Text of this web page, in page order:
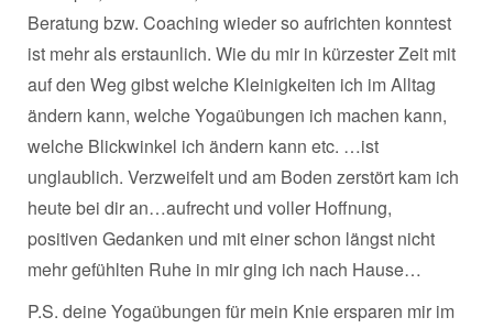
Beratung bzw. Coaching wieder so aufrichten konntest
ist mehr als erstaunlich. Wie du mir in kürzester Zeit mit
auf den Weg gibst welche Kleinigkeiten ich im Alltag
ändern kann, welche Yogaübungen ich machen kann,
welche Blickwinkel ich ändern kann etc. …ist
unglaublich. Verzweifelt und am Boden zerstört kam ich
heute bei dir an…aufrecht und voller Hoffnung,
positiven Gedanken und mit einer schon längst nicht
mehr gefühlten Ruhe in mir ging ich nach Hause…
P.S. deine Yogaübungen für mein Knie ersparen mir im